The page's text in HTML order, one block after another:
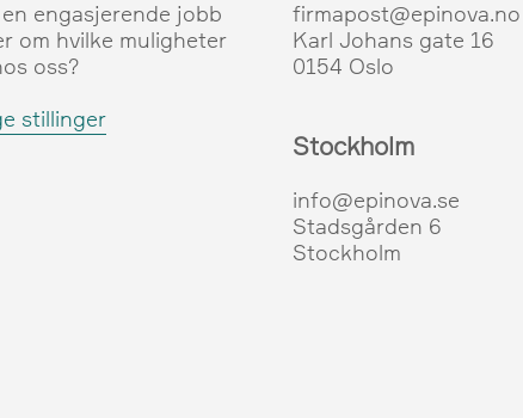
engasjerende jobb
om hvilke muligheter
oss?
stillinger
firmapost@epinova.no
Karl Johans gate 16
0154 Oslo
Stockholm
info@epinova.se
Stadsgården 6
Stockholm